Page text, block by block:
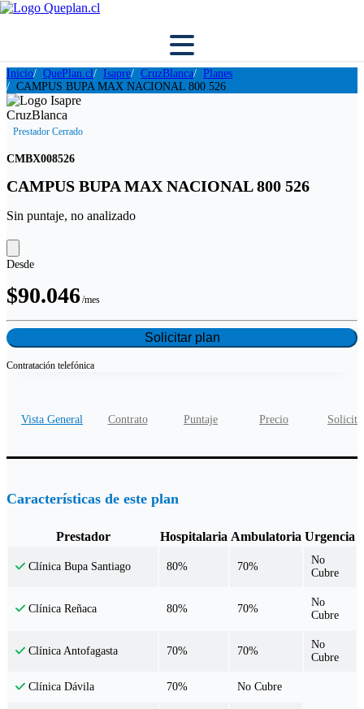
Inicio QuePlan.cl Isapre CruzBlanca
Planes
CAMPUS BUPA MAX NACIONAL 800 526
Prestador Cerrado
CMBX008526
CAMPUS BUPA MAX NACIONAL 800 526
Sin puntaje, no analizado
Desde
$90.046/mes
Solicitar plan
Contratación telefónica
Vista General Contrato Puntaje Precio
Características de este plan
Prestador Hospitalaria Ambulatoria Urgencia
Clínica Bupa Santiago 80% 70%
No
Cubre
Clínica Reñaca 80% 70%
No
Cubre
Clínica Antofagasta 70% 70%
No
Cubre
Clínica Dávila 70% No Cubre